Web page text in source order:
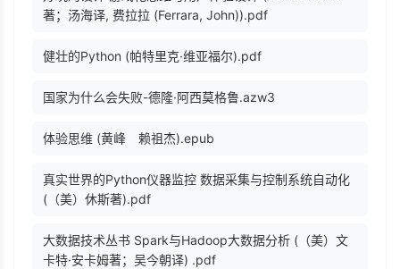
著；汤海译, 费拉拉 (Ferrara, John)).pdf
健壮的Python (帕特里克·维亚福尔).pdf
国家为什么会失败-德隆·阿西莫格鲁.azw3
体验思维 (黄峰 赖祖杰).epub
真实世界的Python仪器监控 数据采集与控制系统自动化
(（美）休斯著).pdf
大数据技术丛书 Spark与Hadoop大数据分析 (（美）文
卡特·安卡姆著；吴今朝译) .pdf